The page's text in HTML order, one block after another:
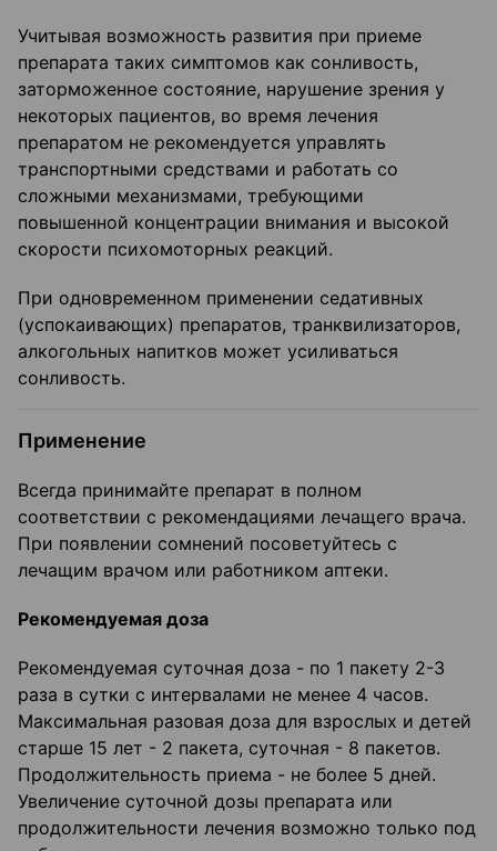
Учитывая возможность развития при приеме
препарата таких симптомов как сонливость,
заторможенное состояние, нарушение зрения у
некоторых пациентов, во время лечения
препаратом не рекомендуется управлять
транспортными средствами и работать со
сложными механизмами, требующими
повышенной концентрации внимания и высокой
скорости психомоторных реакций.
При одновременном применении седативных
(успокаивающих) препаратов, транквилизаторов,
алкогольных напитков может усиливаться
сонливость.
Применение
Всегда принимайте препарат в полном
соответствии с рекомендациями лечащего врача.
При появлении сомнений посоветуйтесь с
лечащим врачом или работником аптеки.
Рекомендуемая доза
Рекомендуемая суточная доза - по 1 пакету 2-3
раза в сутки с интервалами не менее 4 часов.
Максимальная разовая доза для взрослых и детей
старше 15 лет - 2 пакета, суточная - 8 пакетов.
Продолжительность приема - не более 5 дней.
Увеличение суточной дозы препарата или
продолжительности лечения возможно только под